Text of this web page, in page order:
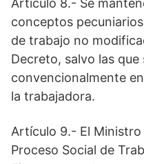
Artículo 8.- Se
conceptos
de trabajo no
Decreto, salvo las
convencionalmente
la trabajadora.
Artículo 9.- El Ministro
Proceso Social de